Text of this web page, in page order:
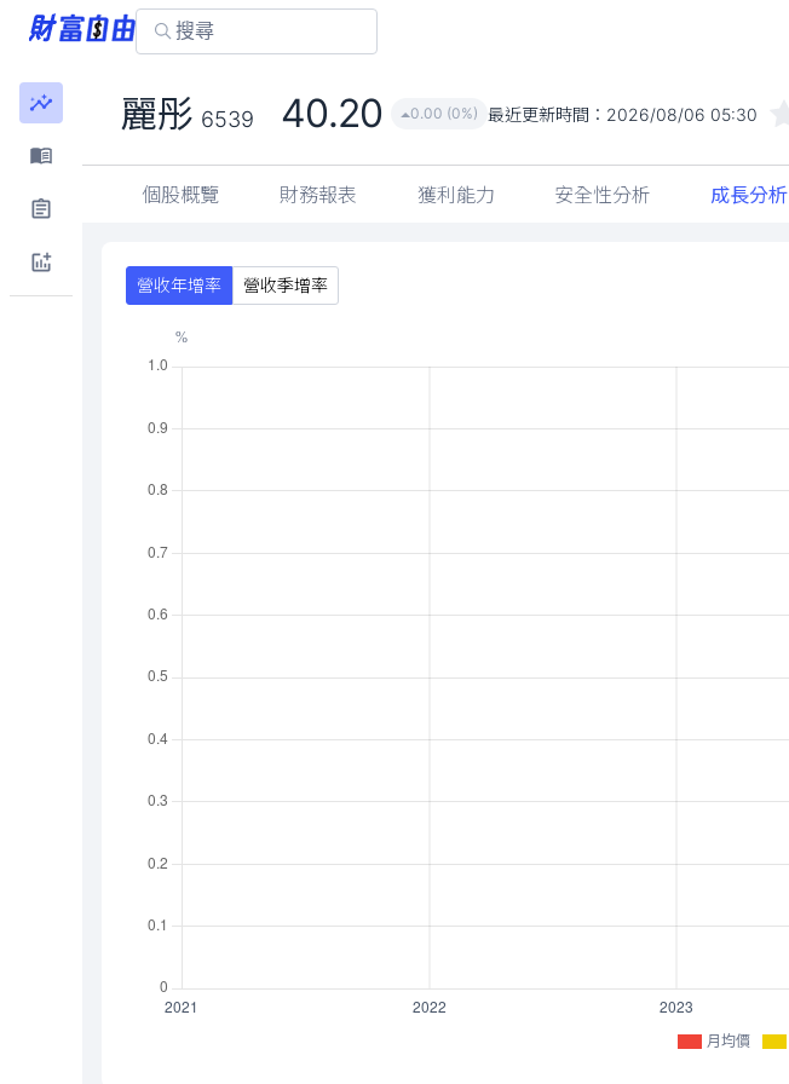
麗彤 6539 40.20 0.00 (0%) 最近更新時間： 2026/08/06 05:30
個股概覽 財務報表 獲利能力 安全性分析 成長分析
營收年增率 營收季增率
月均價